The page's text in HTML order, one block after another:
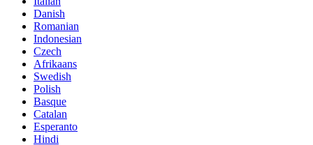
Danish
Romanian
Indonesian
Czech
Afrikaans
Swedish
Polish
Basque
Catalan
Esperanto
Hindi